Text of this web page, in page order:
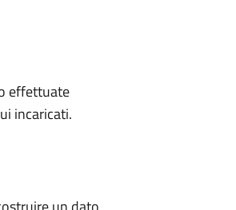
effettuate
incaricati.